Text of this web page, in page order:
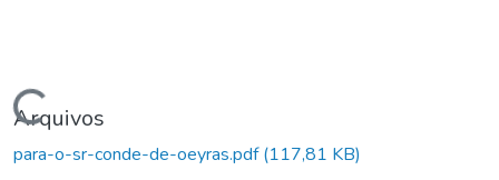
Carregando...
Arquivos
para-o-sr-conde-de-oeyras.pdf(117,81 KB)